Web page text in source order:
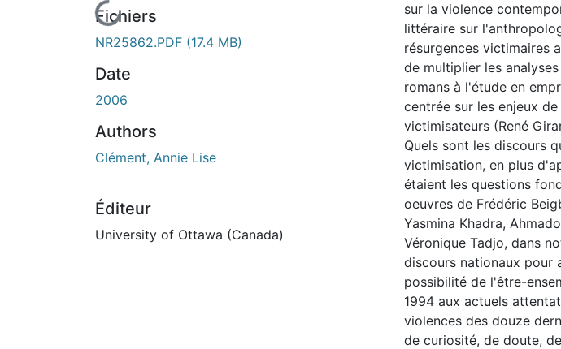
En cours de chargement...
Fichiers
NR25862.PDF (17.4 MB)
Date
2006
Authors
Clément, Annie Lise
Éditeur
University of Ottawa (Canada)
sur la violence
littéraire sur
résurgences victimaires
de multiplier les
romans à l'étude en
centrée sur les enjeux
victimisateurs (René
Quels sont les discours
victimisation, en plus
étaient les questions
oeuvres de Frédéric
Yasmina Khadra,
Véronique Tadjo, dans
discours nationaux pour
possibilité de l'être-
1994 aux actuels
violences des douze
de curiosité, de doute,